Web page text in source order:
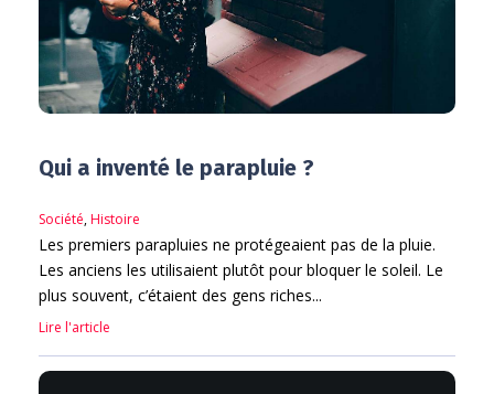
Qui a inventé le parapluie ?
Société,Histoire
Les premiers parapluies ne protégeaient pas de la pluie.
Les anciens les utilisaient plutôt pour bloquer le soleil. Le
plus souvent, c’étaient des gens riches...
Lire l'article